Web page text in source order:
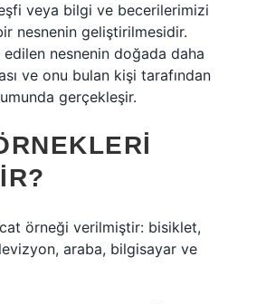
veya bilgi ve becerilerimizi
nesnenin geliştirilmesidir.
edilen nesnenin doğada daha
ve onu bulan kişi tarafından
gerçekleşir.
örneği verilmiştir: bisiklet,
araba, bilgisayar ve